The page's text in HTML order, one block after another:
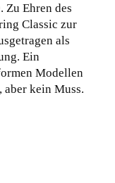
Zu Ehren des
Classic zur
als
Ein
Modellen
aber kein Muss.